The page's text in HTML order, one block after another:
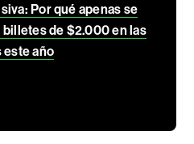
Por qué apenas se
billetes de $2.000 en las
este año